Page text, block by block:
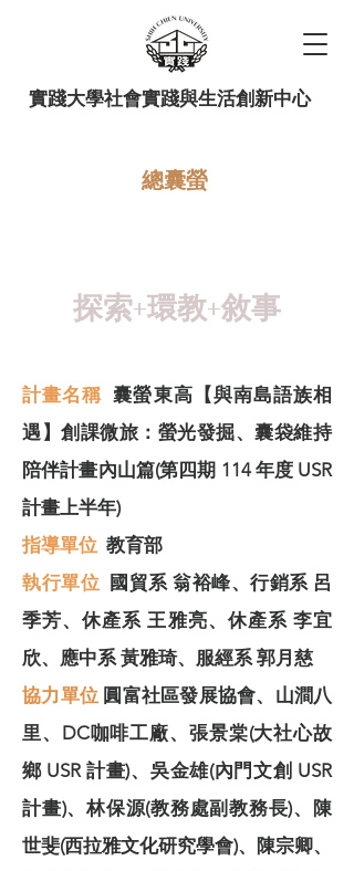
實踐大學社會實踐與生活創新中心
總囊螢
探索+環教+敘事
計畫名稱 囊螢東高【與南島語族相
遇】創課微旅：螢光發掘、囊袋維持
陪伴計畫內山篇(第四期 114 年度 USR
計畫上半年)
指導單位 教育部
​執行單位 國貿系 翁裕峰、行銷系 呂
季芳、休產系 王雅亮、休產系 李宜
欣、應中系 黃雅琦、服經系 郭月慈
協力單位 圓富社區發展協會、山澗八
里、DC咖啡工廠、張景棠(大社心故
鄉 USR 計畫)、吳金雄(內門文創 USR
計畫)、林保源(教務處副教務長)、陳
世斐(西拉雅文化研究學會)、陳宗卿、